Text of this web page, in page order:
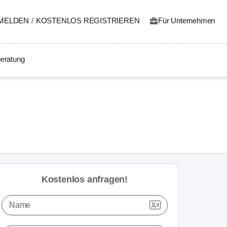
/ KOSTENLOS REGISTRIEREN Für Unternehmen
Kostenlos anfragen!
Name